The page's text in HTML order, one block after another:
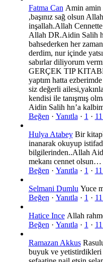
Fatma Can Amin amin
,başınız sağ olsun
inşallah.Allah
Allah DR.Aidin Salih
bahsederken her
derdim, nur içinde
sabırlar diliyorum
GERÇEK TIP
yaptım hatta
siz değerli
kendisi ile tanışmış
Aidin Salih hn’a
Beğen · Yanıtla · 1 ·
Hulya AtabeyBir
inanarak okuyup
bilgilerinden..Allah
mekanı cennet olsun…
Beğen · Yanıtla · 1 ·
Selmani Dumlu Yuce
Beğen · Yanıtla · 1 ·
Hatice InceAllah
Beğen · Yanıtla · 1 ·
Ramazan Akkus
buyuk ve yetistirdikleri